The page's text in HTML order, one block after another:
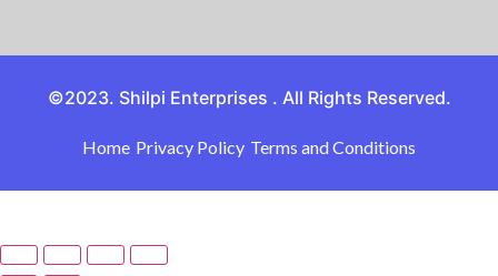
©2023. Shilpi Enterprises . All Rights Reserved.
Home Privacy Policy Terms and Conditions